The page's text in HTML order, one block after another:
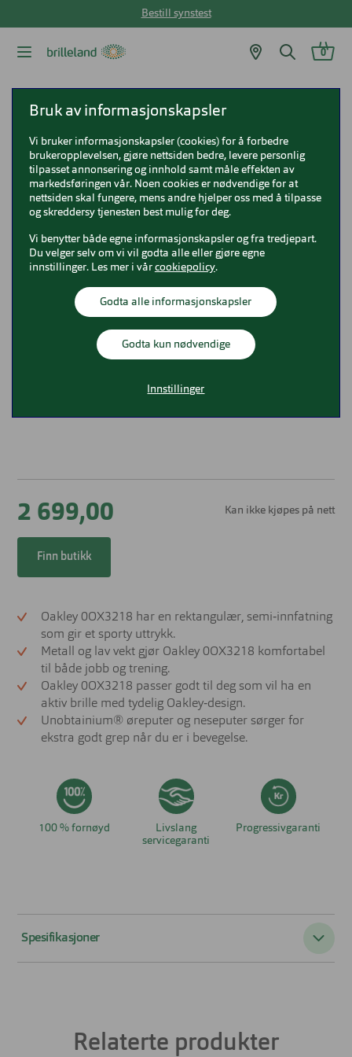
Bestill synstest
0
Oakley OX3218 Socket 5.5
0OX3218
2 699,00 Kan ikke kjøpes på nett
Finn butikk
Oakley 0OX3218 har en rektangulær, semi‑innfatning
som gir et sporty uttrykk.
Metall og lav vekt gjør Oakley 0OX3218 komfortabel
til både jobb og trening.
Oakley 0OX3218 passer godt til deg som vil ha en
aktiv brille med tydelig Oakley‑design.
Unobtainium® øreputer og neseputer sørger for
ekstra godt grep når du er i bevegelse.
100 % fornøyd
Livslang
servicegaranti
Progressivgaranti
Spesifikasjoner
Relaterte produkter
Bruk av informasjonskapsler
Vi bruker informasjonskapsler (cookies) for å forbedre
brukeropplevelsen, gjøre nettsiden bedre, levere personlig
tilpasset annonsering og innhold samt måle effekten av
markedsføringen vår. Noen cookies er nødvendige for at
nettsiden skal fungere, mens andre hjelper oss med å tilpasse
og skreddersy tjenesten best mulig for deg.
Vi benytter både egne informasjonskapsler og fra tredjepart.
Du velger selv om vi vil godta alle eller gjøre egne
innstillinger. Les mer i vår cookiepolicy.
Godta alle informasjonskapsler
Godta kun nødvendige
Innstillinger